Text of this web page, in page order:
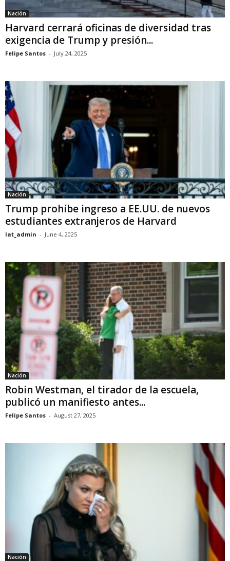
Nación
Harvard cerrará oficinas de diversidad tras
exigencia de Trump y presión...
Felipe Santos - July 24, 2025
Nación
Trump prohíbe ingreso a EE.UU. de nuevos
estudiantes extranjeros de Harvard
lat_admin - June 4, 2025
Nación
Robin Westman, el tirador de la escuela,
publicó un manifiesto antes...
Felipe Santos - August 27, 2025
Nación